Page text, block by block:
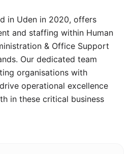
in Uden in 2020, offers
and staffing within Human
& Office Support
Our dedicated team
organisations with
operational excellence
in these critical business